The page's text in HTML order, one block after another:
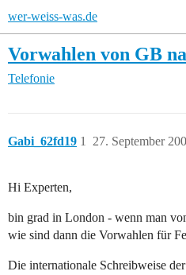
wer-weiss-was.de
Vorwahlen von GB
Telefonie
Gabi_62fd19 27. September
1
Hi Experten,
bin grad in London - wenn man
wie sind dann die Vorwahlen für
Die internationale Schreibweise